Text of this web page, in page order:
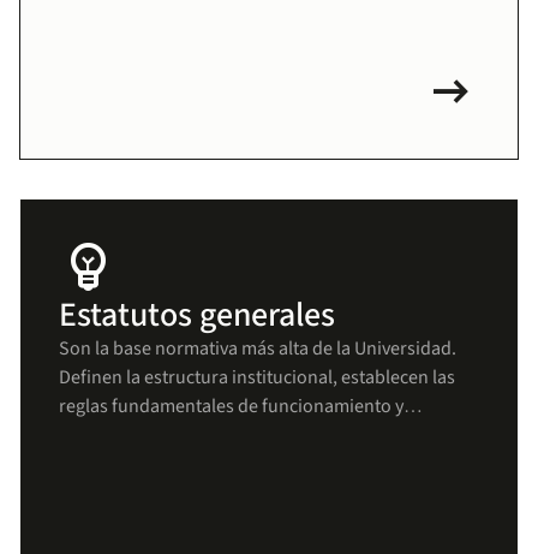
arrow_right_alt
emoji_objects
Estatutos generales
Son la base normativa más alta de la Universidad.
Definen la estructura institucional, establecen las
reglas fundamentales de funcionamiento y